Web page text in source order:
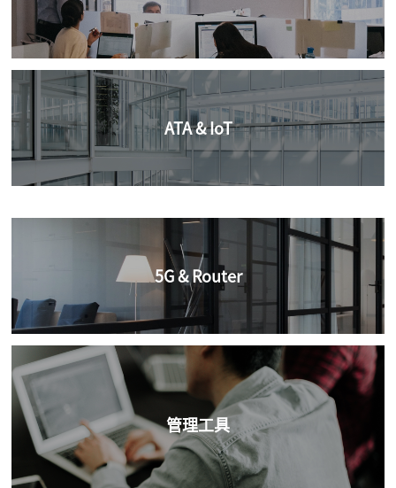
VoIP话机
飞音时代VoIP话机，外观简约时尚，语音功能丰富，通话稳定
清晰；纯无线接入，统一管理、自动部署。适用于企业、家
庭、校园、酒店、呼叫中心、工厂等多种场景。
ATA & IoT
ATA & IoT
飞音ATA适配器和物联网终端产品，包含FXS/FXO适配器、LTE
话机、音视频对讲终端等型号，具备商务时尚外观，支持SIP
标准协议，兼容主流IP PBX系统，易于部署管理，轻松与SIP
终端互联互通，提供灵活的语音通讯方案。
5G & Router
5G & Router
飞音5G产品和无线路由器，包含VoIP路由器、Mesh路由器、
5G CPE（室内/室外）等型号，具备商务优雅外观，网络性能
强大，可选内置/外置天线、千兆网络、LTE联网、Wi-Fi6、
Mesh组网等型号，打造全屋网络覆盖环境，提供稳定、高速
查看更多
管理工具